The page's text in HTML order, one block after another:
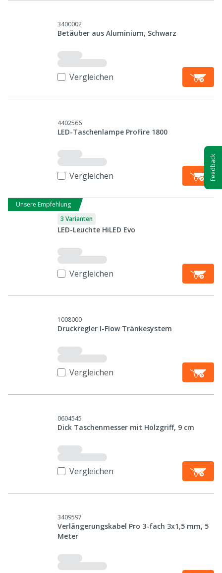
3400002
Betäuber aus Aluminium, Schwarz
Vergleichen
4402566
LED-Taschenlampe ProFire 1800
Vergleichen
Unsere Empfehlung
3 Varianten
LED-Leuchte HiLED Evo
Vergleichen
1008000
Druckregler I-Flow Tränkesystem
Vergleichen
0604545
Dick Taschenmesser mit Holzgriff, 9 cm
Vergleichen
3409597
Verlängerungskabel Pro 3-fach 3x1,5 mm, 5
Meter
Feedback